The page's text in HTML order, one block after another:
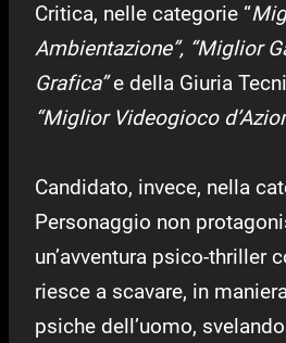
Critica, nelle categorie “
Ambientazione”, “Miglior
Grafica”e della Giuria
“Miglior Videogioco
Candidato, invece, nella
Personaggio non
un’avventura psico-thriller
riesce a scavare, in
psiche dell’uomo,